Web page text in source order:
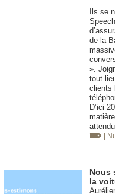
Ils se
de la
».
tout
clients
D’ici
|
Nous
la